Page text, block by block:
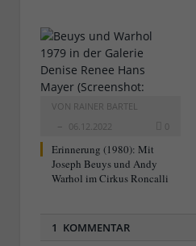
VON RAINER BARTEL
06.12.2022
0
Erinnerung (1980): Mit
Joseph Beuys und Andy
Warhol im Cirkus Roncalli
1 KOMMENTAR